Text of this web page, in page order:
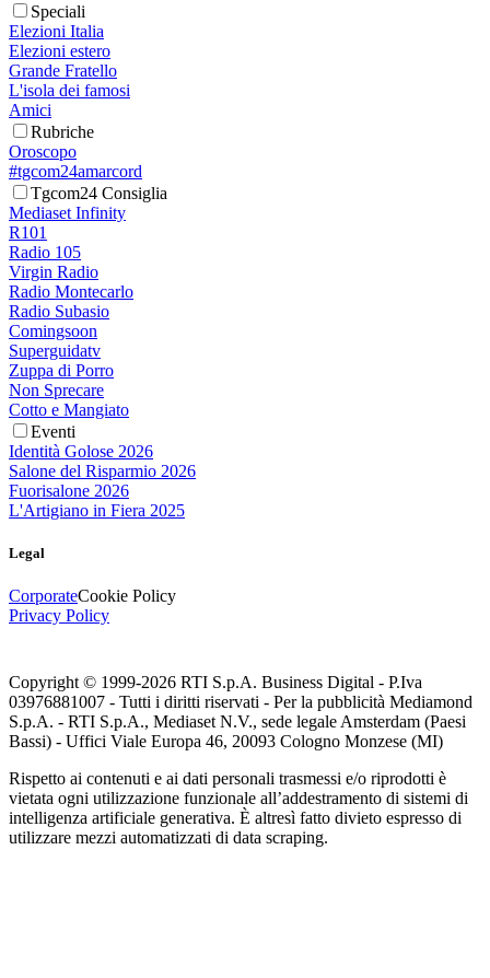
Speciali
Elezioni Italia
Elezioni estero
Grande Fratello
L'isola dei famosi
Amici
Rubriche
Oroscopo
#tgcom24amarcord
Tgcom24 Consiglia
Mediaset Infinity
R101
Radio 105
Virgin Radio
Radio Montecarlo
Radio Subasio
Comingsoon
Superguidatv
Zuppa di Porro
Non Sprecare
Cotto e Mangiato
Eventi
Identità Golose 2026
Salone del Risparmio 2026
Fuorisalone 2026
L'Artigiano in Fiera 2025
Legal
CorporateCookie Policy
Privacy Policy
Copyright © 1999-2026 RTI S.p.A. Business Digital - P.Iva
03976881007 - Tutti i diritti riservati - Per la pubblicità Mediamond
S.p.A. - RTI S.p.A., Mediaset N.V., sede legale Amsterdam (Paesi
Bassi) - Uffici Viale Europa 46, 20093 Cologno Monzese (MI)
Rispetto ai contenuti e ai dati personali trasmessi e/o riprodotti è
vietata ogni utilizzazione funzionale all’addestramento di sistemi di
intelligenza artificiale generativa. È altresì fatto divieto espresso di
utilizzare mezzi automatizzati di data scraping.